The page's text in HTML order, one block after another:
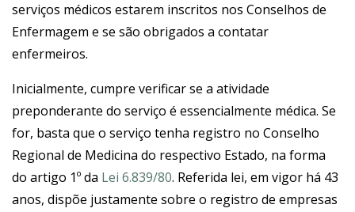
serviços médicos estarem inscritos nos Conselhos de
Enfermagem e se são obrigados a contatar
enfermeiros.
Inicialmente, cumpre verificar se a atividade
preponderante do serviço é essencialmente médica. Se
for, basta que o serviço tenha registro no Conselho
Regional de Medicina do respectivo Estado, na forma
do artigo 1º da Lei 6.839/80. Referida lei, em vigor há 43
anos, dispõe justamente sobre o registro de empresas